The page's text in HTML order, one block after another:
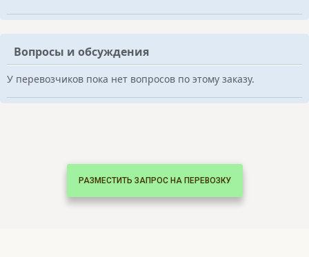
Вопросы и обсуждения
У перевозчиков пока нет вопросов по этому заказу.
РАЗМЕСТИТЬ ЗАПРОС НА ПЕРЕВОЗКУ